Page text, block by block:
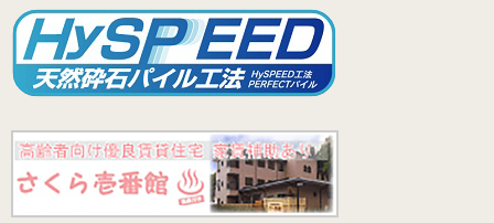
建築工事の施工事例を追加しました。
■ 工事名：K様邸新築工事
施工事例はこちら！